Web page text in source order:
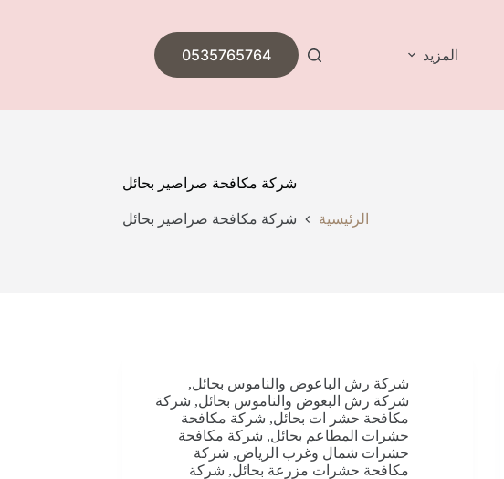
المزيد 0535765764
شركة مكافحة صراصير بحائل
الرئيسية شركة مكافحة صراصير بحائل
شركة رش الباعوض والناموس بحائل,
شركة رش البعوض والناموس بحائل, شركة
مكافحة حشر ات بحائل, شركة مكافحة
حشرات المطاعم بحائل, شركة مكافحة
حشرات شمال وغرب الرياض, شركة
مكافحة حشرات مزرعة بحائل, شركة